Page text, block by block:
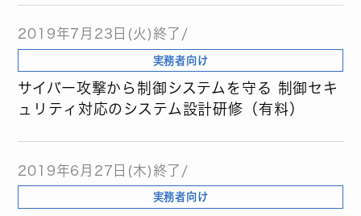
2019年7月23日(火)終了/
実務者向け
サイバー攻撃から制御システムを守る 制御セキ
ュリティ対応のシステム設計研修（有料）
2019年6月27日(木)終了/
実務者向け